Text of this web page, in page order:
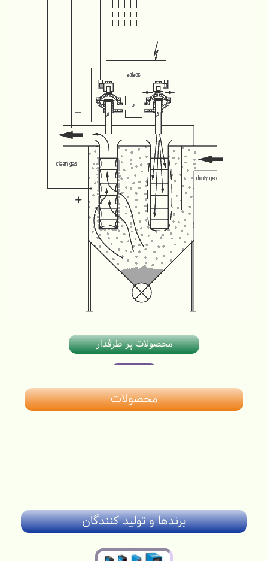
محصولات پر طرفدار
محصولات
برندها و تولید کنندگان